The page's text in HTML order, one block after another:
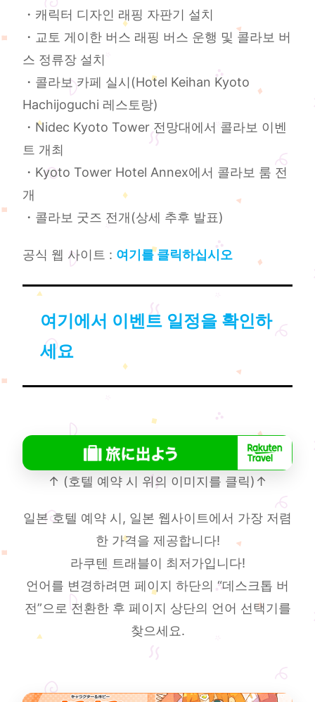
・캐릭터 디자인 래핑 자판기 설치
・교토 게이한 버스 래핑 버스 운행 및 콜라보 버
스 정류장 설치
・콜라보 카페 실시(Hotel Keihan Kyoto
Hachijoguchi 레스토랑)
・Nidec Kyoto Tower 전망대에서 콜라보 이벤
트 개최
・Kyoto Tower Hotel Annex에서 콜라보 룸 전
개
・콜라보 굿즈 전개(상세 추후 발표)
공식 웹 사이트 : 여기를 클릭하십시오
여기에서 이벤트 일정을 확인하
세요
↑ (호텔 예약 시 위의 이미지를 클릭)↑
일본 호텔 예약 시, 일본 웹사이트에서 가장 저렴
한 가격을 제공합니다!
라쿠텐 트래블이 최저가입니다!
언어를 변경하려면 페이지 하단의 “데스크톱 버
전”으로 전환한 후 페이지 상단의 언어 선택기를
찾으세요.